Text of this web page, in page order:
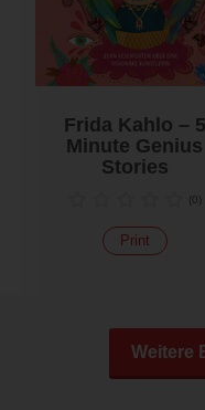
Frida Kahlo – 5
Minute Genius
Stories
(0)
Print
Weitere